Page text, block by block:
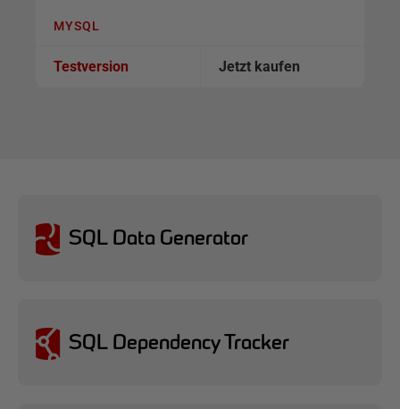
MYSQL
Testversion Jetzt kaufen
SQL Data Generator
SQL Dependency Tracker